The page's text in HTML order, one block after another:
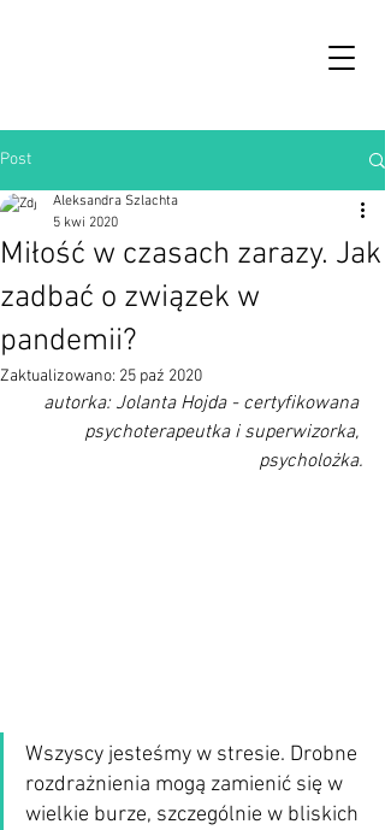
Post
Miłość w czasach zarazy. Jak
zadbać o związek w
pandemii?
Aleksandra Szlachta
5 kwi 2020
Zaktualizowano: 25 paź 2020
autorka: Jolanta Hojda - certyfikowana
psychoterapeutka i superwizorka,
psycholożka.
Wszyscy jesteśmy w stresie. Drobne
rozdrażnienia mogą zamienić się w
wielkie burze, szczególnie w bliskich